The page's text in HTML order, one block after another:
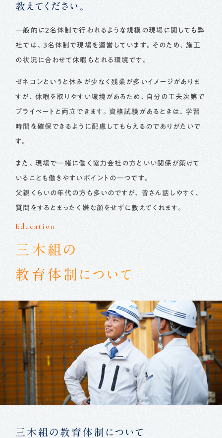
教えてください。
一般的に2名体制で行われるような規模の現場に関しても弊
社では、3名体制で現場を運営しています。そのため、施工
の状況に合わせて休暇もとれる環境です。
ゼネコンというと休みが少なく残業が多いイメージがありま
すが、休暇を取りやすい環境があるため、自分の工夫次第で
プライベートと両立できます。資格試験があるときは、学習
時間を確保できるように配慮してもらえるのでありがたいで
す。
また、現場で一緒に働く協力会社の方といい関係が築けて
いることも働きやすいポイントの一つです。
父親くらいの年代の方も多いのですが、皆さん話しやすく、
質問をするとまったく嫌な顔をせずに教えてくれます。
Education
三木組の
教育体制について
三木組の教育体制について